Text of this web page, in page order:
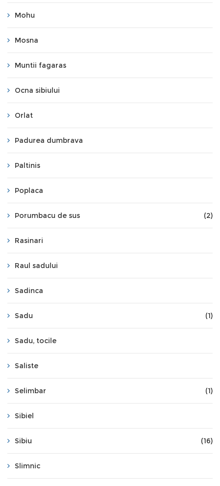
Mohu
Mosna
Muntii fagaras
Ocna sibiului
Orlat
Padurea dumbrava
Paltinis
Poplaca
Porumbacu de sus (2)
Rasinari
Raul sadului
Sadinca
Sadu (1)
Sadu, tocile
Saliste
Selimbar (1)
Sibiel
Sibiu (16)
Slimnic